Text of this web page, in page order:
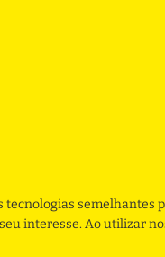
tecnologias semelhantes
interesse. Ao utilizar